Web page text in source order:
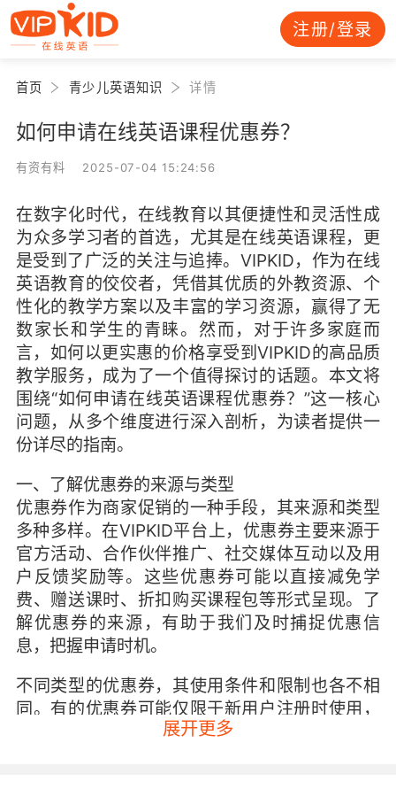
注册/登录
首页 青少儿英语知识 详情
如何申请在线英语课程优惠券？
有资有料 2025-07-04 15:24:56
在数字化时代，在线教育以其便捷性和灵活性成
为众多学习者的首选，尤其是在线英语课程，更
是受到了广泛的关注与追捧。VIPKID，作为在线
英语教育的佼佼者，凭借其优质的外教资源、个
性化的教学方案以及丰富的学习资源，赢得了无
数家长和学生的青睐。然而，对于许多家庭而
言，如何以更实惠的价格享受到VIPKID的高品质
教学服务，成为了一个值得探讨的话题。本文将
围绕“如何申请在线英语课程优惠券？”这一核心
问题，从多个维度进行深入剖析，为读者提供一
份详尽的指南。
一、了解优惠券的来源与类型
优惠券作为商家促销的一种手段，其来源和类型
多种多样。在VIPKID平台上，优惠券主要来源于
官方活动、合作伙伴推广、社交媒体互动以及用
户反馈奖励等。这些优惠券可能以直接减免学
费、赠送课时、折扣购买课程包等形式呈现。了
解优惠券的来源，有助于我们及时捕捉优惠信
息，把握申请时机。
不同类型的优惠券，其使用条件和限制也各不相
同。有的优惠券可能仅限于新用户注册时使用，
有的则可能针对老用户续费或推荐新用户时发
展开更多